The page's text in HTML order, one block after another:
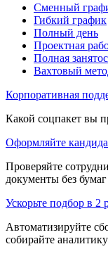
Сменный
Гибкий график
Полный день
Проектная
Полная
Вахтовый
Корпоративная
Какой соцпакет вы
Оформляйте
Проверяйте
документы без
Ускорьте подбор в 2
Автоматизируйте
собирайте